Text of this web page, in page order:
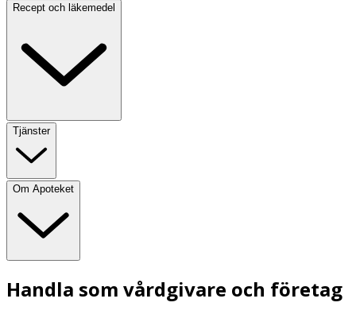
Recept och läkemedel
Tjänster
Om Apoteket
Handla som vårdgivare och företag